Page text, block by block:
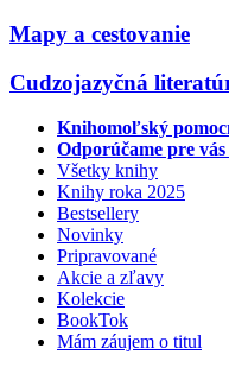
Mapy a cestovanie
Cudzojazyčná
Knihomoľský
Odporúčame pre vás
Všetky knihy
Knihy roka 2025
Bestsellery
Novinky
Pripravované
Akcie a zľavy
Kolekcie
BookTok
Mám záujem o titul